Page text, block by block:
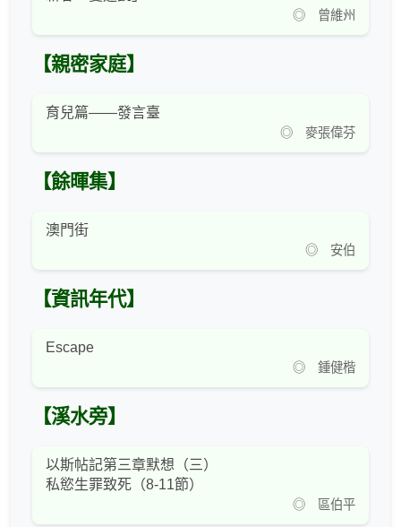
◎ 曾維州
【親密家庭】
育兒篇——發言臺
◎ 麥張偉芬
【餘暉集】
澳門街
◎ 安伯
【資訊年代】
Escape
◎ 鍾健楷
【溪水旁】
以斯帖記第三章默想（三）
私慾生罪致死（8-11節）
◎ 區伯平